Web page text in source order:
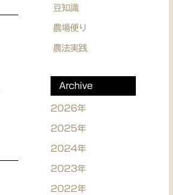
豆知識
農場便り
農法実践
Archive
2026年
2025年
2024年
2023年
2022年